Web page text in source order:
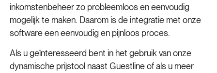
inkomstenbeheer zo probleemloos en eenvoudig
mogelijk te maken. Daarom is de integratie met onze
software een eenvoudig en pijnloos proces.
Als u geïnteresseerd bent in het gebruik van onze
dynamische prijstool naast Guestline of als u meer